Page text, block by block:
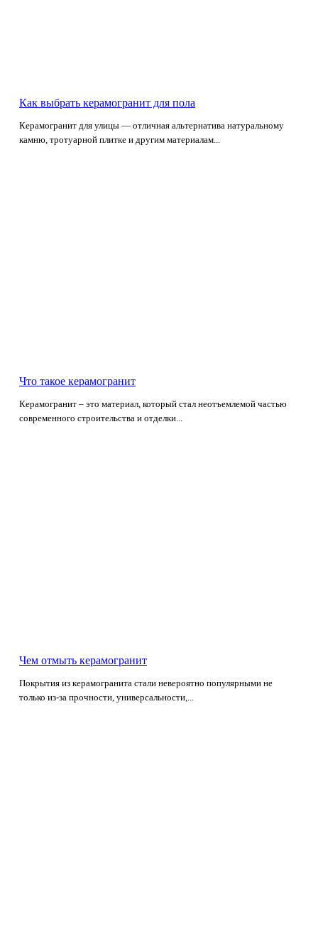
Как выбрать керамогранит для пола
Керамогранит для улицы — отличная альтернатива натуральному
камню, тротуарной плитке и другим материалам...
Что такое керамогранит
Керамогранит – это материал, который стал неотъемлемой частью
современного строительства и отделки...
Чем отмыть керамогранит
Покрытия из керамогранита стали невероятно популярными не
только из-за прочности, универсальности,...